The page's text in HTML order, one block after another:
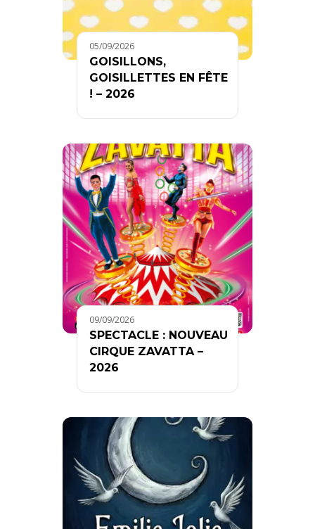
05/09/2026
GOISILLONS,
GOISILLETTES EN FÊTE
! – 2026
09/09/2026
SPECTACLE : NOUVEAU
CIRQUE ZAVATTA –
2026